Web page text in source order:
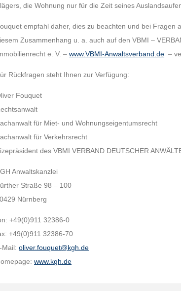
die Wohnung nur für die Zeit seines
empfahl daher, dies zu beachten und bei Fragen
Zusammenhang u. a. auch auf den VBMI –
e. V. –www.VBMI-Anwaltsverband.de –
Rückfragen steht Ihnen zur Verfügung:
Fouquet
für Miet- und Wohnungseigentumsrecht
für Verkehrsrecht
des VBMI VERBAND DEUTSCHER
Anwaltskanzlei
Straße 98 – 100
Nürnberg
+49(0)911 32386-0
+49(0)911 32386-70
Mail:oliver.fouquet@kgh.de
www.kgh.de